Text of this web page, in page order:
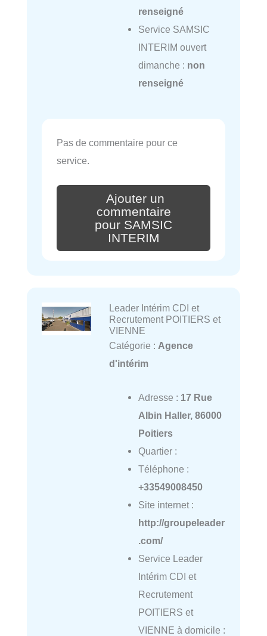
renseigné
Service SAMSIC
INTERIM ouvert
dimanche : non
renseigné
Pas de commentaire pour ce
service.
Ajouter un
commentaire
pour SAMSIC
INTERIM
Leader Intérim CDI et
Recrutement POITIERS et
VIENNE
Catégorie : Agence
d'intérim
Adresse : 17 Rue
Albin Haller, 86000
Poitiers
Quartier :
Téléphone :
+33549008450
Site internet :
http://groupeleader
.com/
Service Leader
Intérim CDI et
Recrutement
POITIERS et
VIENNE à domicile :